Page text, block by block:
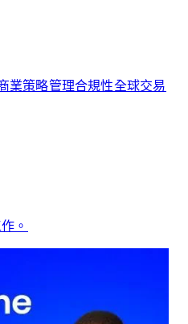
業策略​​管理合規性​​全球交易​​
。​​